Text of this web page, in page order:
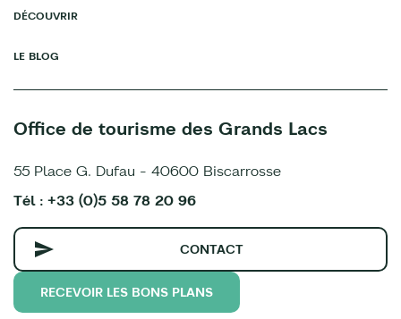
DÉCOUVRIR
LE BLOG
Office de tourisme des Grands Lacs
55 Place G. Dufau - 40600 Biscarrosse
Tél : +33 (0)5 58 78 20 96
CONTACT
RECEVOIR LES BONS PLANS